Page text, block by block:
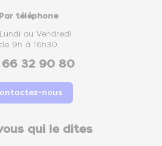
Par téléphone
au Vendredi
de 9h à 16h30
32 90 80
nous
qui le dites